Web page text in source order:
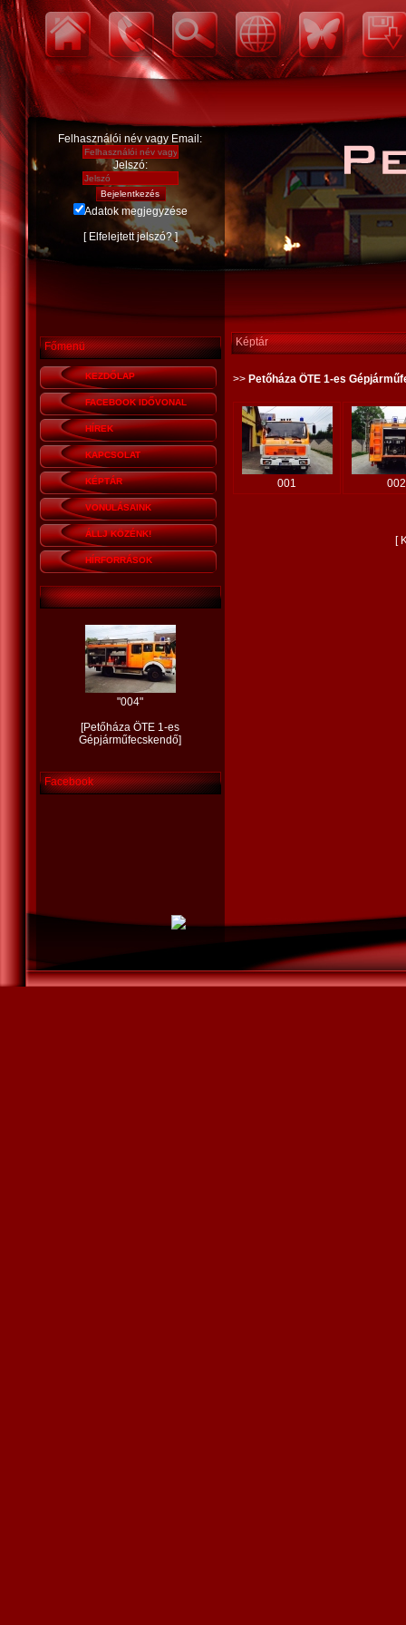
Felhasználói név vagy Email:
Jelszó:
Adatok megjegyzése
[ Elfelejtett jelszó?]
Főmenü
KEZDŐLAP
FACEBOOK IDŐVONAL
HÍREK
KAPCSOLAT
KÉPTÁR
VONULÁSAINK
ÁLLJ KÖZÉNK!
HÍRFORRÁSOK
"004"
[Petőháza ÖTE 1-es
Gépjárműfecskendő]
Facebook
Képtár
>> Petőháza ÖTE 1-es
001 002
[